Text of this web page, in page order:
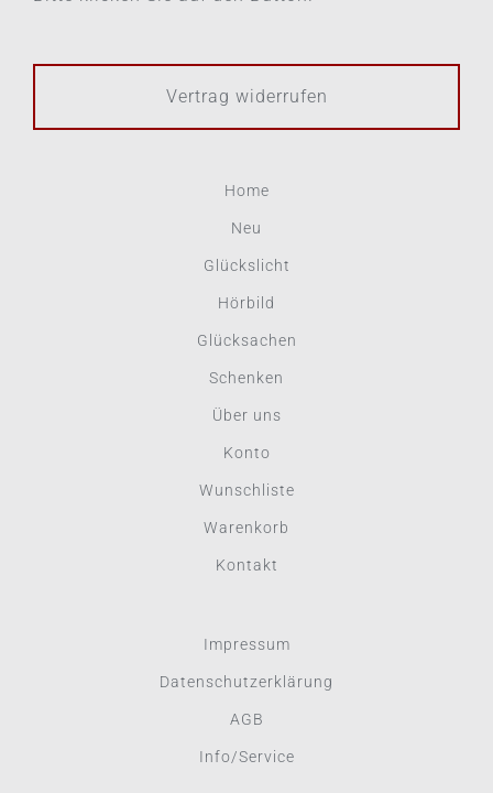
Vertrag widerrufen
Home
Neu
Glückslicht
Hörbild
Glücksachen
Schenken
Über uns
Konto
Wunschliste
Warenkorb
Kontakt
Impressum
Datenschutzerklärung
AGB
Info/Service